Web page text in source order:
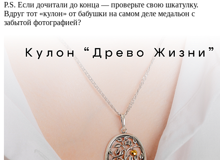
P.S. Если дочитали до конца — проверьте свою шкатулку.
Вдруг тот «кулон» от бабушки на самом деле медальон с
забытой фотографией?